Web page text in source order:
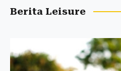
Berita Leisure